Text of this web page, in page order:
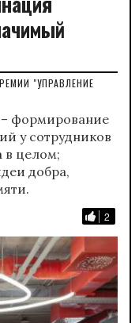
"УПРАВЛЕНИЕ
– формирование
у сотрудников
в целом;
добра,
2